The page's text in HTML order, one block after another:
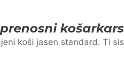
koši jasen standard. Ti